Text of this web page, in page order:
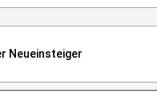
Neueinsteiger